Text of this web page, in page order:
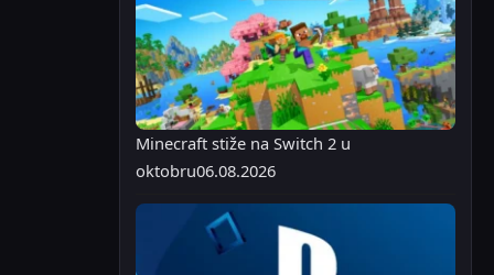
Minecraft stiže na Switch 2 u
oktobru06.08.2026